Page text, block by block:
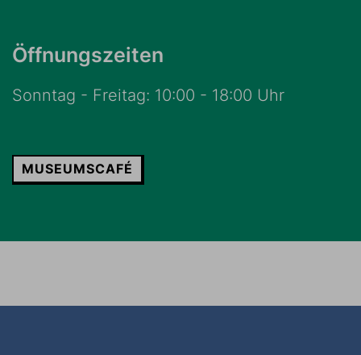
Öffnungszeiten
Sonntag - Freitag: 10:00 - 18:00 Uhr
MUSEUMSCAFÉ